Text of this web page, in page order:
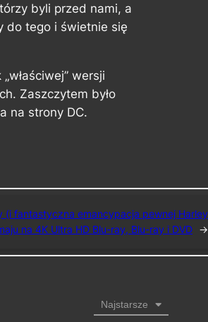
byli przed nami, a
do tego i świetnie się
wersji
Zaszczytem było
na strony DC.
(i fantastyczna emancypacja pewnej Harley
na 4K Ultra HD Blu-ray, Blu-ray i DVD →
Najstarsze